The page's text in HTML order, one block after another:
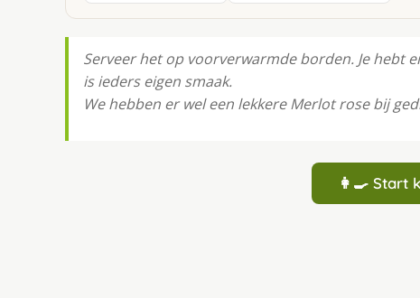
Serveer het op voorverwarmde borden. Je hebt
is ieders eigen smaak.
We hebben er wel een lekkere Merlot rose bij
👩‍🍳 Start